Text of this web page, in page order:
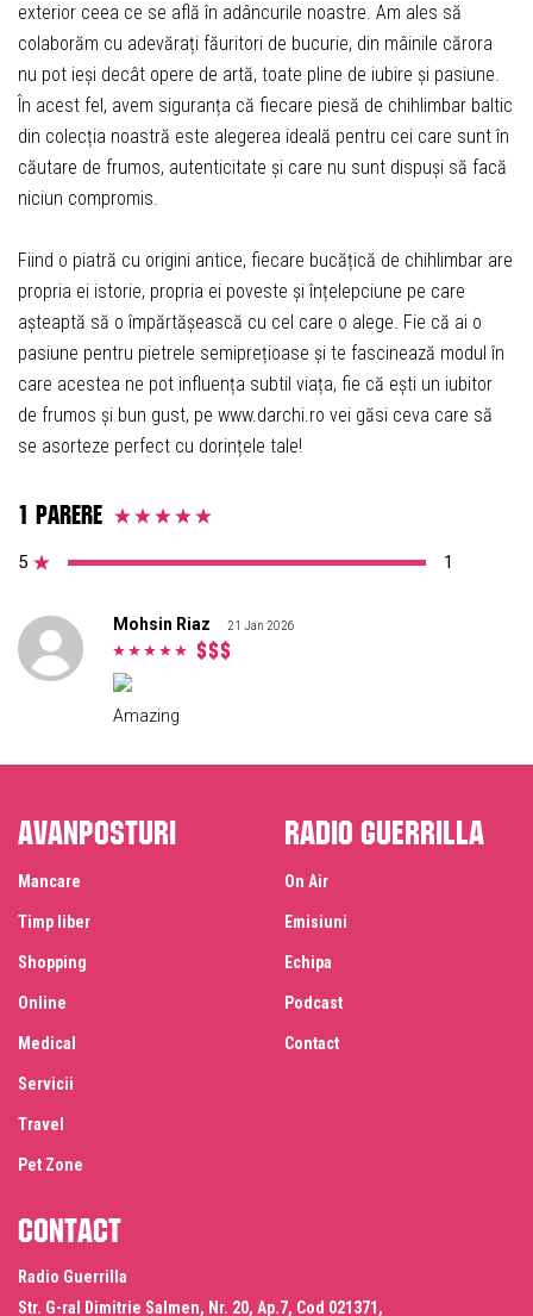
exterior ceea ce se află în adâncurile noastre. Am ales să
colaborăm cu adevărați făuritori de bucurie, din mâinile cărora
nu pot ieși decât opere de artă, toate pline de iubire și pasiune.
În acest fel, avem siguranța că fiecare piesă de chihlimbar baltic
din colecția noastră este alegerea ideală pentru cei care sunt în
căutare de frumos, autenticitate și care nu sunt dispuși să facă
niciun compromis.
Fiind o piatră cu origini antice, fiecare bucățică de chihlimbar are
propria ei istorie, propria ei poveste și înțelepciune pe care
așteaptă să o împărtășească cu cel care o alege. Fie că ai o
pasiune pentru pietrele semiprețioase și te fascinează modul în
care acestea ne pot influența subtil viața, fie că ești un iubitor
de frumos și bun gust, pe www.darchi.ro vei găsi ceva care să
se asorteze perfect cu dorințele tale!
1 parere
5 1
Mohsin Riaz 21 Jan 2026
Amazing
Avanposturi
Mancare
Timp liber
Shopping
Online
Medical
Servicii
Travel
Pet Zone
Radio Guerrilla
On Air
Emisiuni
Echipa
Podcast
Contact
Contact
Radio Guerrilla
Str. G-ral Dimitrie Salmen, Nr. 20, Ap.7, Cod 021371,